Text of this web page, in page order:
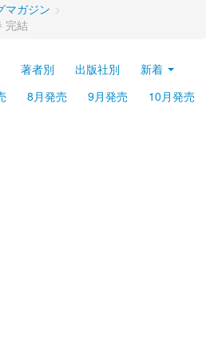
マガジン >
完結
著者別 出版社別
新着
8月発売 9月発売 10月発売